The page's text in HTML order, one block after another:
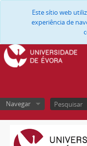
Este sítio web
experiência de
Navegar